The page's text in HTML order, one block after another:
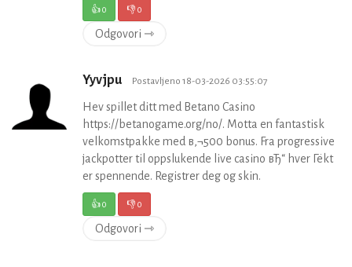
👍0 👎0
Odgovori ⇾
Yyvjpu Postavljeno 18-03-2026 03:55:07
Hev spillet ditt med Betano Casino
https://betanogame.org/no/. Motta en fantastisk
velkomstpakke med в‚¬500 bonus. Fra progressive
jackpotter til oppslukende live casino вЂ“ hver Гёkt
er spennende. Registrer deg og skin.
👍0 👎0
Odgovori ⇾